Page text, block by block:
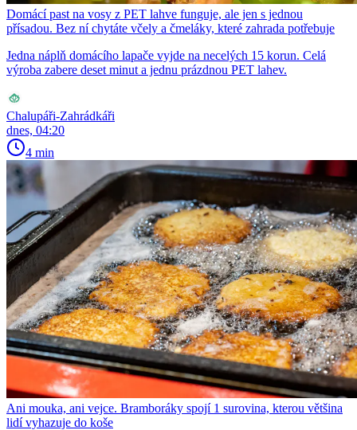
Domácí past na vosy z PET lahve funguje, ale jen s jednou
přísadou. Bez ní chytáte včely a čmeláky, které zahrada potřebuje
Jedna náplň domácího lapače vyjde na necelých 15 korun. Celá
výroba zabere deset minut a jednu prázdnou PET lahev.
Chalupáři-Zahrádkáři
dnes, 04:20
4 min
Ani mouka, ani vejce. Bramboráky spojí 1 surovina, kterou většina
lidí vyhazuje do koše